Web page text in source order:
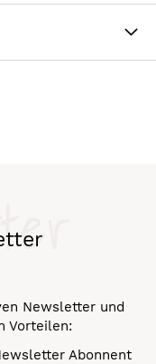
Newsletter und
Vorteilen:
Abonnent